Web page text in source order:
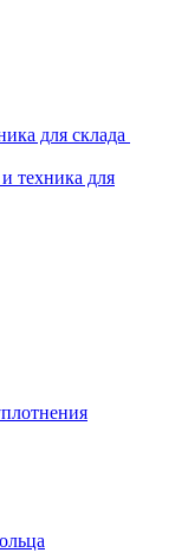
для склада
техника для